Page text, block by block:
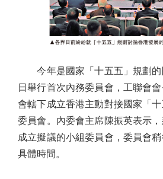
今年是國家「十五五」規劃的
日舉行首次內務委員會，工聯會
會轄下成立香港主動對接國家「
委員會。內委會主席陳振英表示
成立擬議的小組委員會，委員會
具體時間。